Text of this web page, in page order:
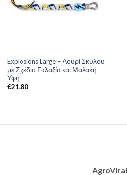
Explosions Large – Λουρί Σκύλου
με Σχέδιο Γαλαξία και Μαλακή
Υφή
€21.80
AgroViral